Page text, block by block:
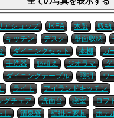
アショップ IKEA 木製 収納
キッチン デスク 壁面収納
ダイニングセット 本棚
ガ
手洗器 鉢植え ジオラマ
グ
ダイニングテーブル 照明
ワ
ライト
アイランドキッチン
グチェア
洗面台 寝室
ロフ
し
清泉寮 壁掛け家具
ホテ